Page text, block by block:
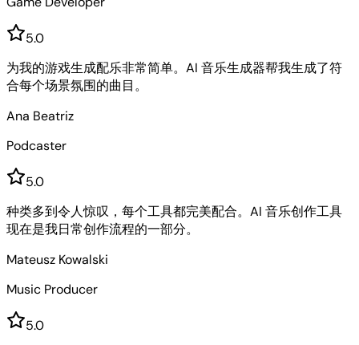
5.0
为我的游戏生成配乐非常简单。AI 音乐生成器帮我生成了符
合每个场景氛围的曲目。
Ana Beatriz
Podcaster
5.0
种类多到令人惊叹，每个工具都完美配合。AI 音乐创作工具
现在是我日常创作流程的一部分。
Mateusz Kowalski
Music Producer
5.0